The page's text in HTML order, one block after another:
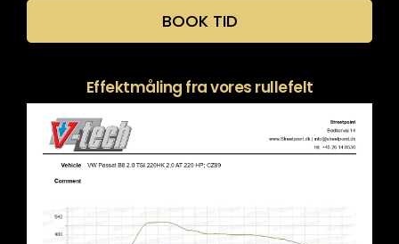
BOOK TID
Effektmåling fra vores rullefelt